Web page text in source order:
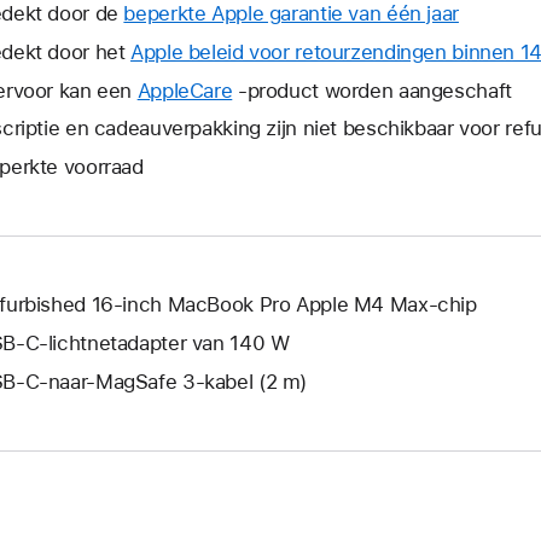
door de beperkte Apple garantie van één jaarHierdoor
wordt
een
nieuw
door het Apple beleid voor retourzendingen binnen
kan een AppleCare Hierdoor
wordt
venster
-product worden aangeschaft
en cadeauverpakking zijn niet beschikbaar voor
voorraad
16‑inch MacBook Pro Apple M4 Max-chip
lichtnetadapter van 140 W
naar-MagSafe 3-kabel (2 m)